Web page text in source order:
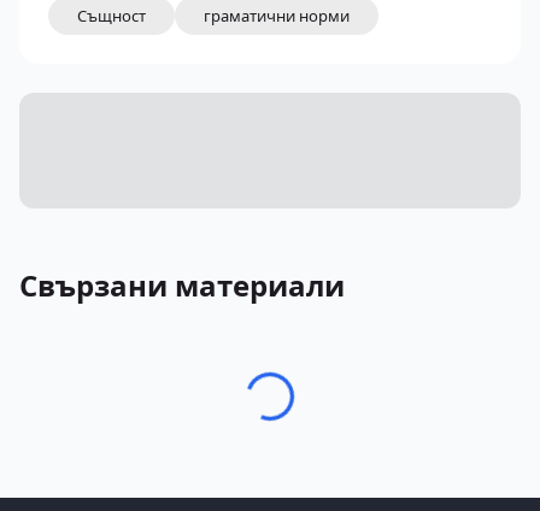
Същност граматични норми
Свързани материали